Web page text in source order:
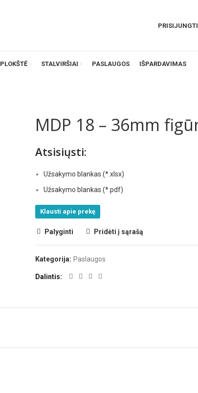
PLOKŠTĖ STALVIRŠIAI PASLAUGOS IŠPARDAVIMAS
MDP 18 – 36mm
Atsisiųsti:
Užsakymo blankas (*.xlsx)
Užsakymo blankas (*.pdf)
Klausti apie prekę
Palyginti Pridėti į sąrašą
Kategorija: Paslaugos
Dalintis